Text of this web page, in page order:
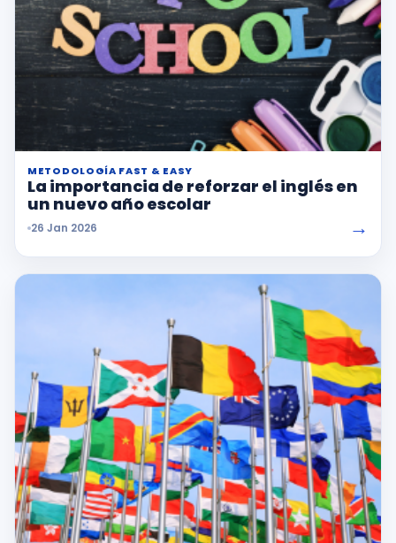
METODOLOGÍA FAST & EASY
La importancia de reforzar el inglés en
un nuevo año escolar
26 Jan 2026 →